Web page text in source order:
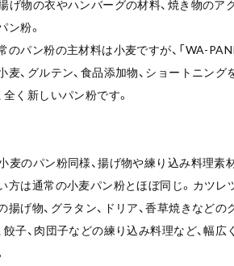
げ物の衣やハンバーグの材料、焼き物のア
ン粉。
のパン粉の主材料は小麦ですが、「WA-
麦、グルテン、食品添加物、ショートニン
全く新しいパン粉です。
麦のパン粉同様、揚げ物や練り込み料理素材
方は通常の小麦パン粉とほぼ同じ。カツレ
揚げ物、グラタン、ドリア、香草焼きなどの
餃子、肉団子などの練り込み料理など、幅